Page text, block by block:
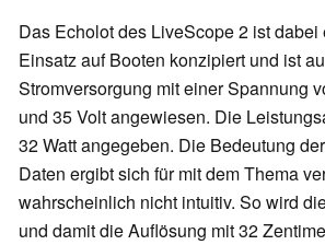
Das Echolot des LiveScope 2 ist dabei
Einsatz auf Booten konzipiert und ist
Stromversorgung mit einer Spannung
und 35 Volt angewiesen. Die
32 Watt angegeben. Die Bedeutung
Daten ergibt sich für mit dem Thema
wahrscheinlich nicht intuitiv. So wird
und damit die Auflösung mit 32